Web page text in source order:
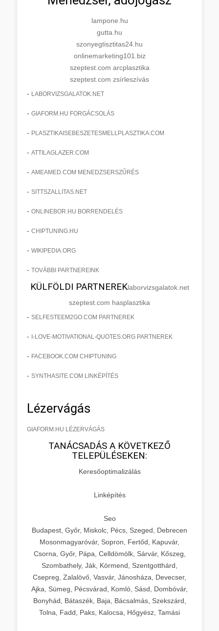
lampone.hu
gutta.hu
szonyegtisztitas24.hu
onlinemarketing101.biz
szeptest.com arcplasztika
szeptest.com zsírleszívás
- LABORVIZSGALATOK.NET
- GIAFORM.HU FORGÁCSOLÁS
- PLASZTIKAISEBESZETESMELLPLASZTIKA.COM
- ATTILAGLAZER.COM
- AMEAMED.COM MENEDZSERSZŰRÉS
- SITTSZALLITAS.NET
- ONLINEBOR.HU BORRENDELÉS
- CHIPTUNING.HU
- WIKIPEDIA.ORG
- TOVÁBBI PARTNEREINK
KÜLFÖLDI PARTNEREKlaborvizsgalatok.net
szeptest.com hasplasztika
- SELFESTEEM2GO.COM PARTNEREK
- I-LOVE-MOTIVATIONAL-QUOTES.ORG PARTNEREK
- FACEBOOK.COM CHIPTUNING
- SYNTHASITE.COM LINKÉPÍTÉS
Lézervágás
GIAFORM.HU LÉZERVÁGÁS
TANÁCSADÁS A KÖVETKEZŐ
TELEPÜLÉSEKEN:
Keresőoptimalizálás
Linképítés
Seo
Budapest, Győr, Miskolc, Pécs, Szeged, Debrecen
Mosonmagyaróvár, Sopron, Fertőd, Kapuvár,
Csorna, Győr, Pápa, Celldömölk, Sárvár, Kőszeg,
Szombathely, Ják, Körmend, Szentgotthárd,
Csepreg, Zalalövő, Vasvár, Jánosháza, Devecser,
Ajka, Sümeg, Pécsvárad, Komló, Sásd, Dombóvár,
Bonyhád, Bátaszék, Baja, Bácsalmás, Szekszárd,
Tolna, Fadd, Paks, Kalocsa, Hőgyész, Tamási